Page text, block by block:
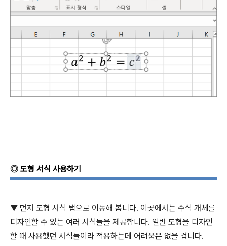
◎ 도형 서식 사용하기
▼ 먼저 도형 서식 탭으로 이동해 봅니다. 이곳에서는 수식 개체를
디자인할 수 있는 여러 서식들을 제공합니다. 일반 도형을 디자인
할 때 사용했던 서식들이라 적용하는데 어려움은 없을 겁니다.